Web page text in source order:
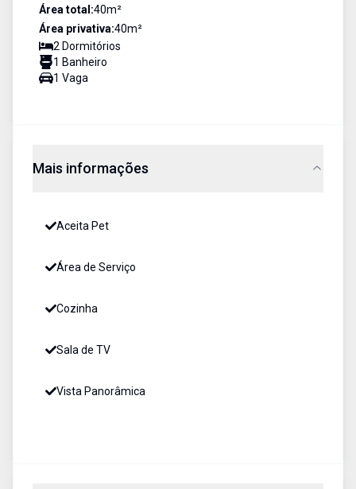
Área total:40m²
Área privativa:40m²
2 Dormitórios
1 Banheiro
1 Vaga
Mais informações
Aceita Pet
Área de Serviço
Cozinha
Sala de TV
Vista Panorâmica